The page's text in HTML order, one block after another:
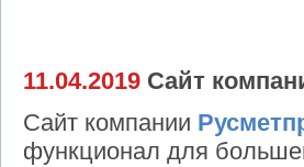
11.04.2019 Сайт
Сайт компании
функционал для